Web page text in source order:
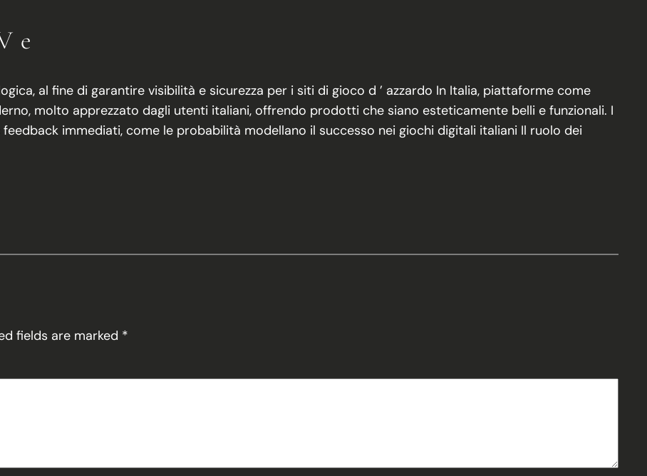
e
al fine di garantire visibilità e sicurezza per i siti di gioco d ’ azzardo In Italia, piattaforme come
molto apprezzato dagli utenti italiani, offrendo prodotti che siano esteticamente belli e funzionali. I
immediati, come le probabilità modellano il successo nei giochi digitali italiani Il ruolo dei
fields are marked *